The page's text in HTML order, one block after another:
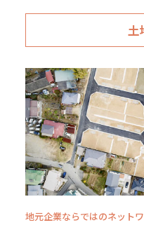
土
地元企業ならではのネット